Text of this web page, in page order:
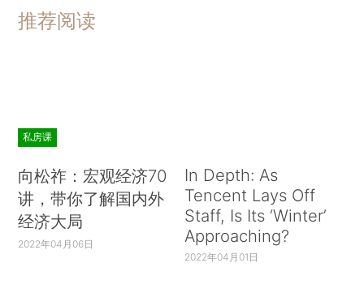
推荐阅读
私房课
向松祚：宏观经济70
讲，带你了解国内外
经济大局
2022年04月06日
In Depth: As
Tencent Lays Off
Staff, Is Its ‘Winter’
Approaching?
2022年04月01日